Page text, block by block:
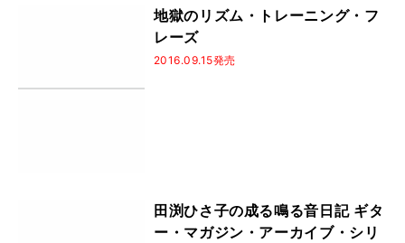
地獄のリズム・トレーニング・フ
レーズ
2016.09.15発売
田渕ひさ子の成る鳴る音日記 ギタ
ー・マガジン・アーカイブ・シリ